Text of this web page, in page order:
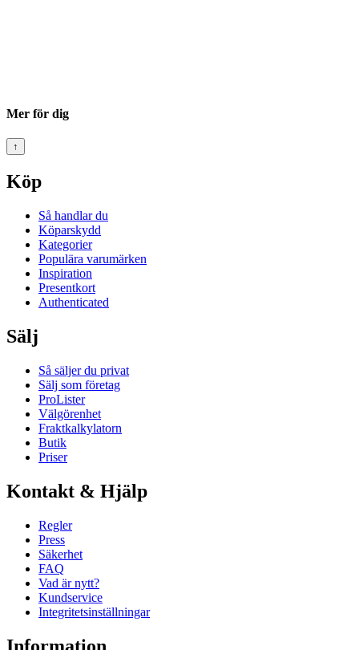
Mer för dig
↑
Köp
Så handlar du
Köparskydd
Kategorier
Populära varumärken
Inspiration
Presentkort
Authenticated
Sälj
Så säljer du privat
Sälj som företag
ProLister
Välgörenhet
Fraktkalkylatorn
Butik
Priser
Kontakt & Hjälp
Regler
Press
Säkerhet
FAQ
Vad är nytt?
Kundservice
Integritetsinställningar
Information